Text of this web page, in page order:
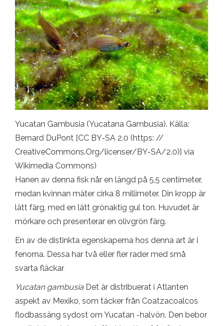
Yucatan Gambusia (Yucatana Gambusia). Källa:
Bernard DuPont [CC BY-SA 2.0 (https: //
CreativeCommons.Org/licenser/BY-SA/2.0)] via
Wikimedia Commons)
Hanen av denna fisk når en längd på 5,5 centimeter,
medan kvinnan mäter cirka 8 millimeter. Din kropp är
lätt färg, med en lätt grönaktig gul ton. Huvudet är
mörkare och presenterar en olivgrön färg.
En av de distinkta egenskaperna hos denna art är i
fenorna. Dessa har två eller fler rader med små
svarta fläckar
Yucatan gambusia Det är distribuerat i Atlanten
aspekt av Mexiko, som täcker från Coatzacoalcos
flodbassäng sydost om Yucatan -halvön. Den bebor